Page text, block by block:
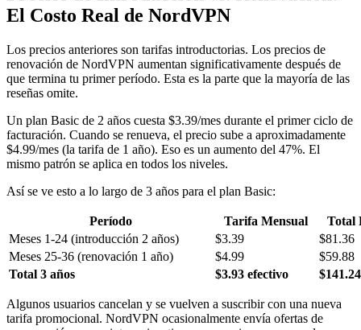
El Costo Real de NordVPN
Los precios anteriores son tarifas introductorias. Los precios de
renovación de NordVPN aumentan significativamente después de
que termina tu primer período. Esta es la parte que la mayoría de las
reseñas omite.
Un plan Basic de 2 años cuesta $3.39/mes durante el primer ciclo de
facturación. Cuando se renueva, el precio sube a aproximadamente
$4.99/mes (la tarifa de 1 año). Eso es un aumento del 47%. El
mismo patrón se aplica en todos los niveles.
Así se ve esto a lo largo de 3 años para el plan Basic:
Período Tarifa Mensual
Total
Meses 1-24 (introducción 2 años)
$3.39
$81.36
Meses 25-36 (renovación 1 año)
$4.99
$59.88
Total 3 años
$3.93 efectivo $141.24
Algunos usuarios cancelan y se vuelven a suscribir con una nueva
tarifa promocional. NordVPN ocasionalmente envía ofertas de